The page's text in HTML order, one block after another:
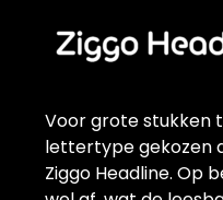
Voor grote stukken
lettertype gekozen
Ziggo Headline. Op